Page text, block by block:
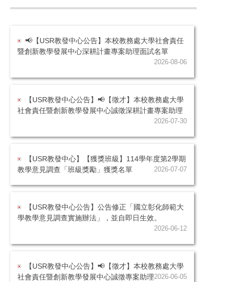
📢【USR教發中心公告】本校教務處大學社會責任
暨創新教學發展中心深耕計畫專案助理面試名單
2026-08-06
【USR教發中心公告】📢【徵才】本校教務處大學
社會責任暨創新教學發展中心誠徵深耕計畫專案助理
2026-07-30
【USR教發中心】【獲獎班級】114學年度第2學期
教學意見調查「班級獎勵」獲獎名單
2026-07-07
【USR教發中心公告】公告修正「國立彰化師範大
學教學意見調查實施辦法」，並自即日生效。
2026-06-12
【USR教發中心公告】📢【徵才】本校教務處大學
社會責任暨創新教學發展中心誠徵專案助理2026-06-05